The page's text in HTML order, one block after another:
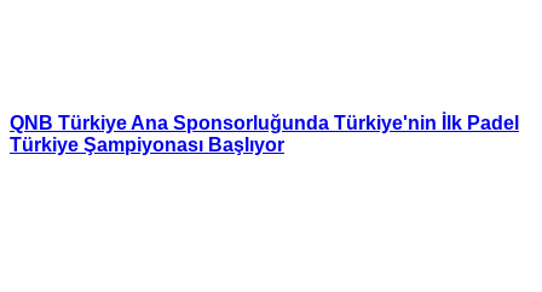
QNB Türkiye Ana Sponsorluğunda Türkiye'nin İlk Padel
Türkiye Şampiyonası Başlıyor